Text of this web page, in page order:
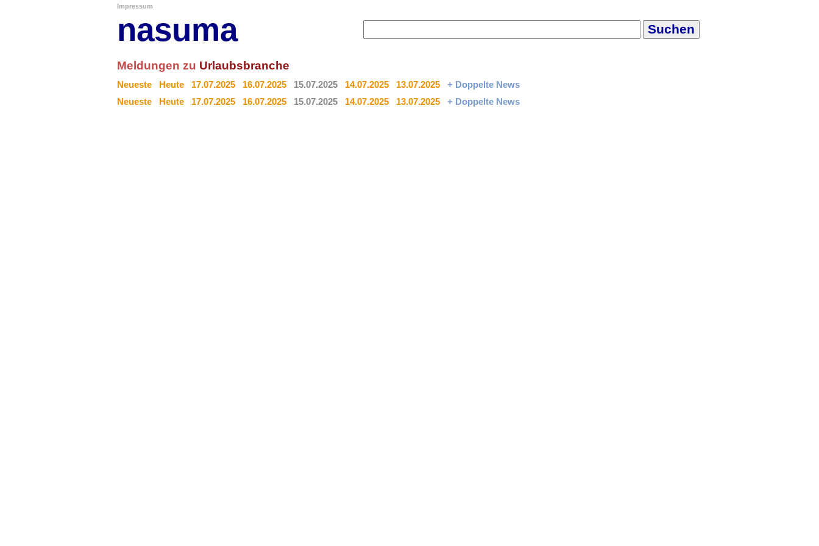
Impressum
nasuma
Meldungen zu Urlaubsbranche
Neueste Heute 17.07.2025 16.07.2025 15.07.2025 14.07.2025 13.07.2025
+ Doppelte News
Neueste
Heute 17.07.2025 16.07.2025 15.07.2025 14.07.2025 13.07.2025 + Doppelte News